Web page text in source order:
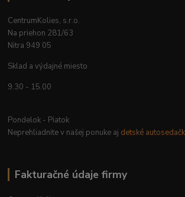
CentrumKolies, s.r.o.
Na priehon 281/63
Nitra 949 05
Sklad a výdajné miesto
9.30 - 15.00
Pondelok - Piatok
Neprehliadnite v našej ponuke aj detské
Fakturačné údaje firmy